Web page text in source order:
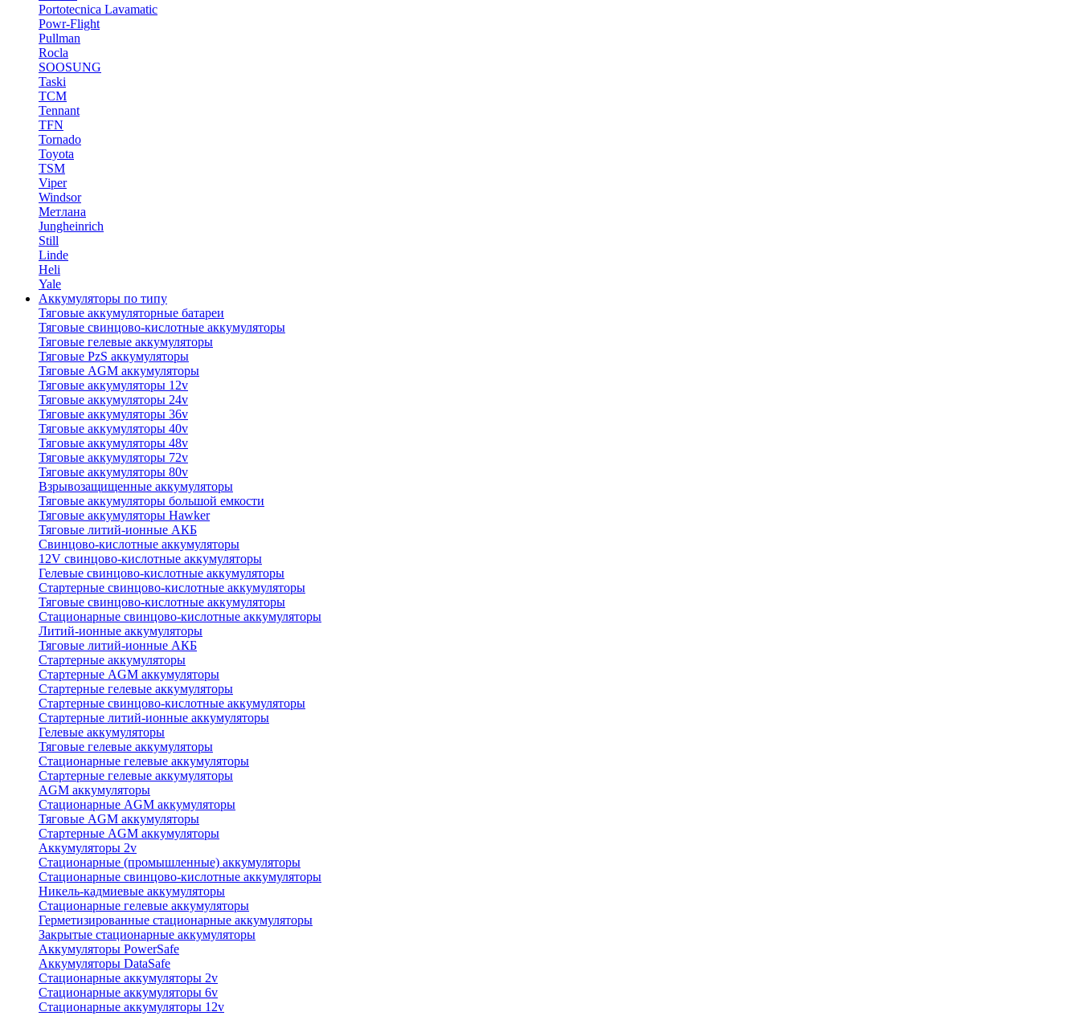
Portotecnica Lavamatic
Powr-Flight
Pullman
Rocla
SOOSUNG
Taski
TCM
Tennant
TFN
Tornado
Toyota
TSM
Viper
Windsor
Метлана
Jungheinrich
Still
Linde
Heli
Yale
Аккумуляторы по типу
Тяговые аккумуляторные батареи
Тяговые свинцово-кислотные аккумуляторы
Тяговые гелевые аккумуляторы
Тяговые PzS аккумуляторы
Тяговые AGM аккумуляторы
Тяговые аккумуляторы 12v
Тяговые аккумуляторы 24v
Тяговые аккумуляторы 36v
Тяговые аккумуляторы 40v
Тяговые аккумуляторы 48v
Тяговые аккумуляторы 72v
Тяговые аккумуляторы 80v
Взрывозащищенные аккумуляторы
Тяговые аккумуляторы большой емкости
Тяговые аккумуляторы Hawker
Тяговые литий-ионные АКБ
Свинцово-кислотные аккумуляторы
12V свинцово-кислотные аккумуляторы
Гелевые свинцово-кислотные аккумуляторы
Стартерные свинцово-кислотные аккумуляторы
Тяговые свинцово-кислотные аккумуляторы
Стационарные свинцово-кислотные аккумуляторы
Литий-ионные аккумуляторы
Тяговые литий-ионные АКБ
Стартерные аккумуляторы
Стартерные AGM аккумуляторы
Стартерные гелевые аккумуляторы
Стартерные свинцово-кислотные аккумуляторы
Стартерные литий-ионные аккумуляторы
Гелевые аккумуляторы
Тяговые гелевые аккумуляторы
Стационарные гелевые аккумуляторы
Стартерные гелевые аккумуляторы
AGM аккумуляторы
Стационарные AGM аккумуляторы
Тяговые AGM аккумуляторы
Стартерные AGM аккумуляторы
Аккумуляторы 2v
Стационарные (промышленные) аккумуляторы
Стационарные свинцово-кислотные аккумуляторы
Никель-кадмиевые аккумуляторы
Стационарные гелевые аккумуляторы
Герметизированные стационарные аккумуляторы
Закрытые стационарные аккумуляторы
Аккумуляторы PowerSafe
Аккумуляторы DataSafe
Стационарные аккумуляторы 2v
Стационарные аккумуляторы 6v
Стационарные аккумуляторы 12v